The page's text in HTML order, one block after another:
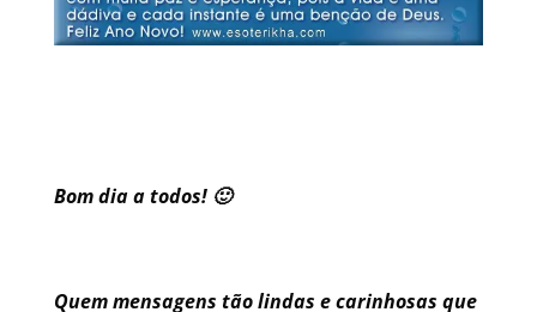
Bom dia a todos! 🙂
Quem mensagens tão lindas e carinhosas que